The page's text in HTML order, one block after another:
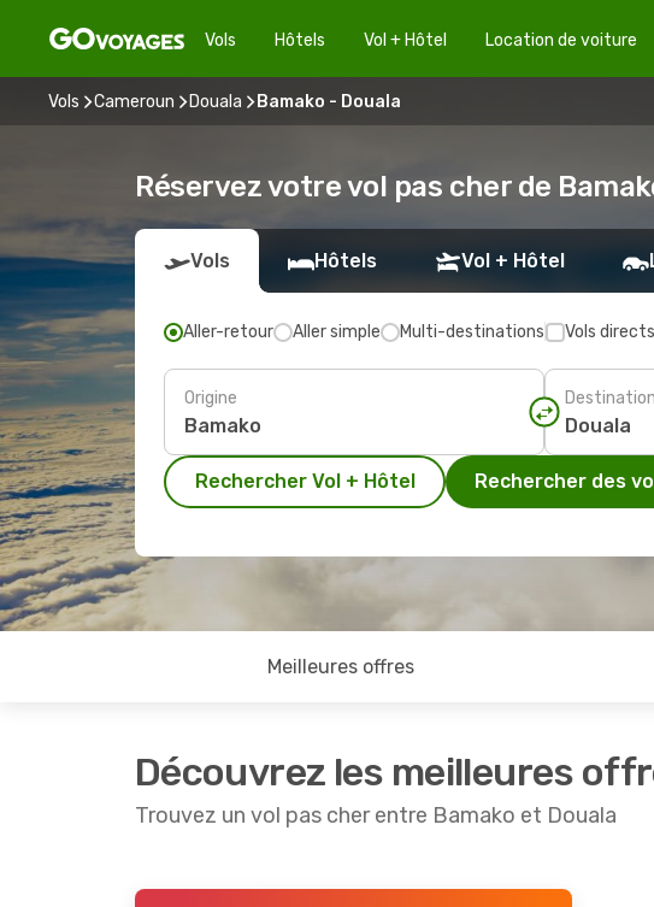
Vols Hôtels Vol + Hôtel Location de voiture
Vols Cameroun Douala Bamako - Douala
Réservez votre vol pas cher de
Vols Hôtels Vol + Hôtel
Aller-retour Aller simple Multi-destinations Vols directs
Origine Destination
Rechercher Vol + Hôtel Rechercher des
Meilleures offres
Découvrez les meilleures
Trouvez un vol pas cher entre Bamako et Douala